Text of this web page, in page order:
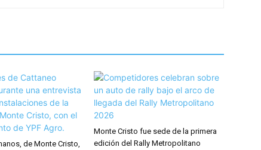
de Monte Cristo,
Monte Cristo fue sede de la primera
edición del Rally Metropolitano